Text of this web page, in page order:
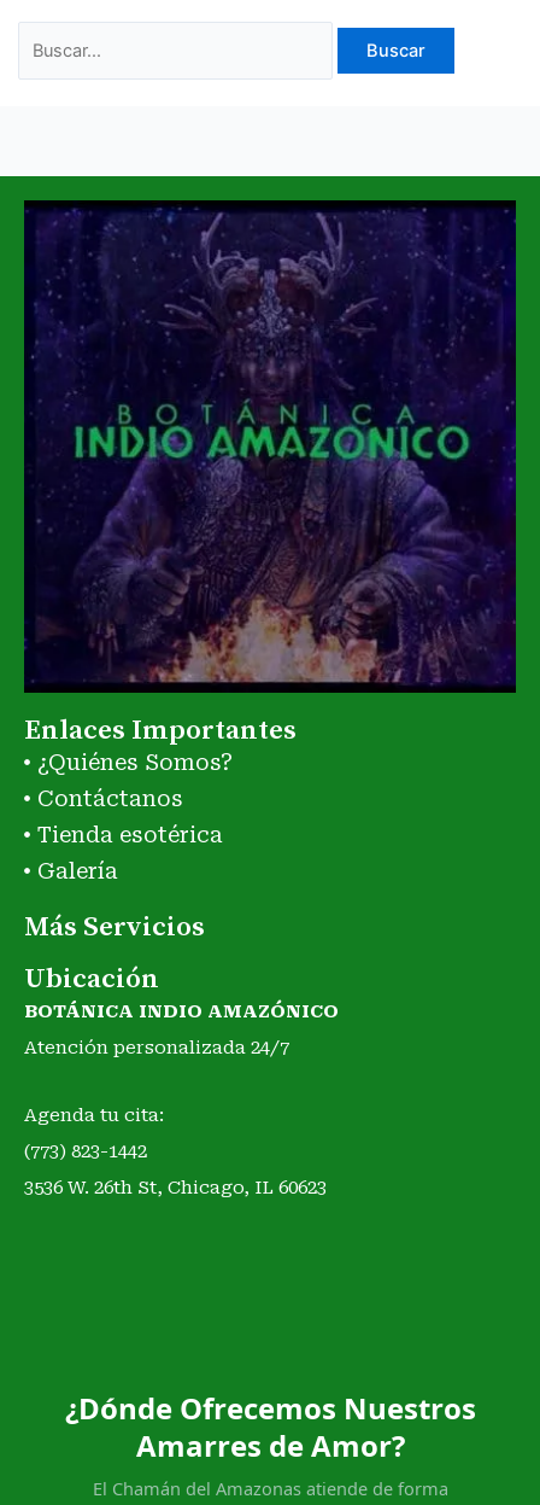
Enlaces Importantes
¿Quiénes Somos?
Contáctanos
Tienda esotérica
Galería
Más Servicios
Ubicación
BOTÁNICA INDIO AMAZÓNICO
Atención personalizada 24/7
Agenda tu cita:
(773) 823-1442
3536 W. 26th St, Chicago, IL 60623
¿Dónde Ofrecemos Nuestros
Amarres de Amor?
El Chamán del Amazonas atiende de forma